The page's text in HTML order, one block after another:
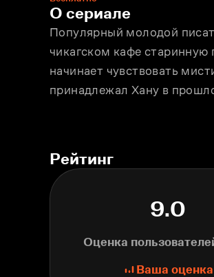
О сериале
Популярный молодой
чикагском кафе старинную
начинает чувствовать
принадлежал Хану в
Рейтинг
9.0
Оценка
Ваша оценка